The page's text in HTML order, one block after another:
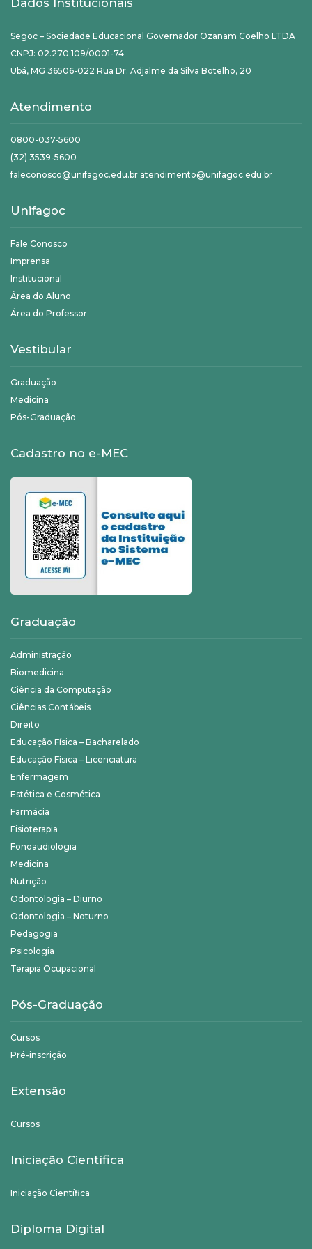
Segoc – Sociedade Educacional Governador Ozanam Coelho LTDA
CNPJ: 02.270.109/0001-74
Ubá, MG 36506-022 Rua Dr. Adjalme da Silva Botelho, 20
Atendimento
0800-037-5600
(32) 3539-5600
faleconosco@unifagoc.edu.br atendimento@unifagoc.edu.br
Unifagoc
Fale Conosco
Imprensa
Institucional
Área do Aluno
Área do Professor
Vestibular
Graduação
Medicina
Pós-Graduação
Cadastro no e-MEC
Graduação
Administração
Biomedicina
Ciência da Computação
Ciências Contábeis
Direito
Educação Física – Bacharelado
Educação Física – Licenciatura
Enfermagem
Estética e Cosmética
Farmácia
Fisioterapia
Fonoaudiologia
Medicina
Nutrição
Odontologia – Diurno
Odontologia – Noturno
Pedagogia
Psicologia
Terapia Ocupacional
Pós-Graduação
Cursos
Pré-inscrição
Extensão
Cursos
Iniciação Científica
Iniciação Científica
Diploma Digital